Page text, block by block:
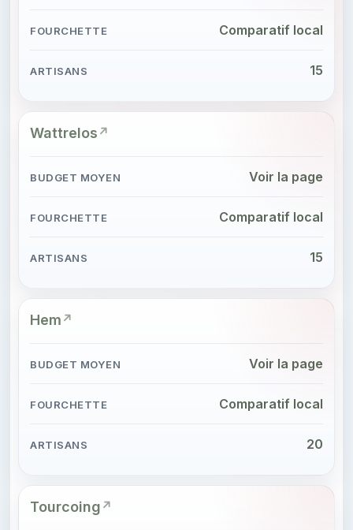
Comparatif local
15
Wattrelos
Voir la page
Comparatif local
15
Hem
Voir la page
Comparatif local
20
Tourcoing